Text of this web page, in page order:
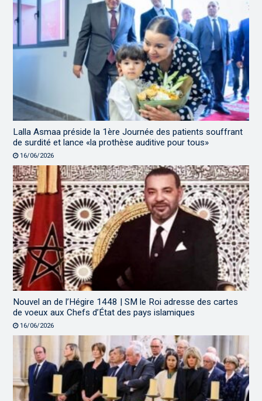
Lalla Asmaa préside la 1ère Journée des patients souffrant
de surdité et lance «la prothèse auditive pour tous»
16/06/2026
Nouvel an de l’Hégire 1448 | SM le Roi adresse des cartes
de voeux aux Chefs d’État des pays islamiques
16/06/2026